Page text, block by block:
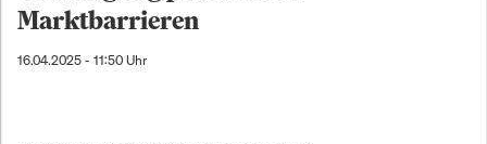
Marktbarrieren
16.04.2025 - 11:50 Uhr